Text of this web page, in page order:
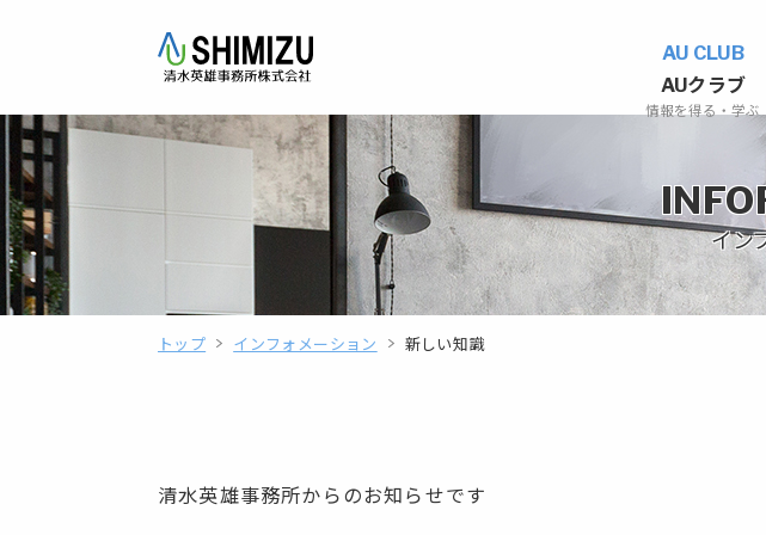
AU CLUB
AUクラブ
情報を得る・学ぶ
イン
トップ インフォメーション 新しい知識
清水英雄事務所からのお知らせです